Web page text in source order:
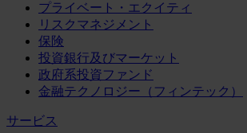
プライベート・エクイティ
リスクマネジメント
保険
投資銀行及びマーケット
政府系投資ファンド
金融テクノロジー（フィンテック）
サービス